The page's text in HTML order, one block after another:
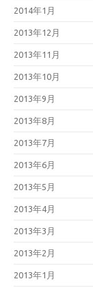
2014年1月
2013年12月
2013年11月
2013年10月
2013年9月
2013年8月
2013年7月
2013年6月
2013年5月
2013年4月
2013年3月
2013年2月
2013年1月